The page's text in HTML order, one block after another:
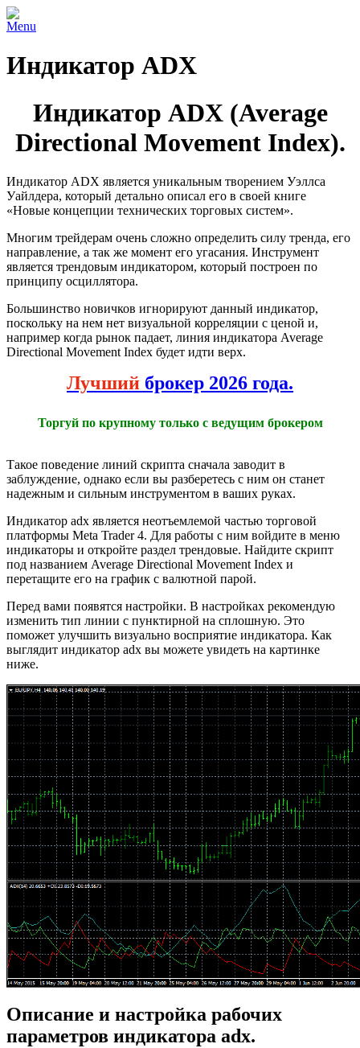
Menu
Индикатор ADX
Индикатор ADX (Average
Directional Movement Index).
Индикатор ADX является уникальным творением Уэллса
Уайлдера, который детально описал его в своей книге
«Новые концепции технических торговых систем».
Многим трейдерам очень сложно определить силу тренда, его
направление, а так же момент его угасания. Инструмент
является трендовым индикатором, который построен по
принципу осциллятора.
Большинство новичков игнорируют данный индикатор,
поскольку на нем нет визуальной корреляции с ценой и,
например когда рынок падает, линия индикатора Average
Directional Movement Index будет идти верх.
Лучший брокер 2026 года.
Торгуй по крупному только с ведущим брокером
Такое поведение линий скрипта сначала заводит в
заблуждение, однако если вы разберетесь с ним он станет
надежным и сильным инструментом в ваших руках.
Индикатор adx является неотъемлемой частью торговой
платформы Meta Trader 4. Для работы с ним войдите в меню
индикаторы и откройте раздел трендовые. Найдите скрипт
под названием Average Directional Movement Index и
перетащите его на график с валютной парой.
Перед вами появятся настройки. В настройках рекомендую
изменить тип линии с пунктирной на сплошную. Это
поможет улучшить визуально восприятие индикатора. Как
выглядит индикатор adx вы можете увидеть на картинке
ниже.
Описание и настройка рабочих
параметров индикатора adx.